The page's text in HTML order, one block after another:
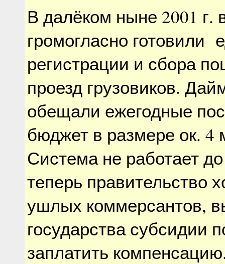
В далёком ныне 2001 г.
громогласно готовили
регистрации и сбора
проезд грузовиков.
обещали ежегодные
бюджет в размере ок. 4
Система не работает
теперь правительство
ушлых коммерсантов,
государства субсидии
заплатить